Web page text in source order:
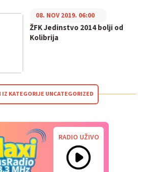
ŽFK Jedinstvo 2014 bolji od
Kolibrija
08. NOV 2019. 06:00
IZ KATEGORIJE UNCATEGORIZED
RADIO UŽIVO